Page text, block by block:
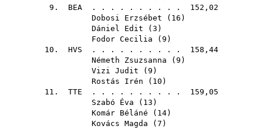
9. BEA . . . . . . . . . . 152,02
Dobosi Erzsébet ( 16 )
Dániel Edit ( 3 )
Fodor Cecilia ( 9 )
10. HVS . . . . . . . . . . 158,44
Németh Zsuzsanna ( 9 )
Vizi Judit ( 9 )
Rostás Irén ( 10 )
11. TTE . . . . . . . . . . 159,05
Szabó Éva ( 13 )
Komár Béláné ( 14)
Kovács Magda ( 7 )